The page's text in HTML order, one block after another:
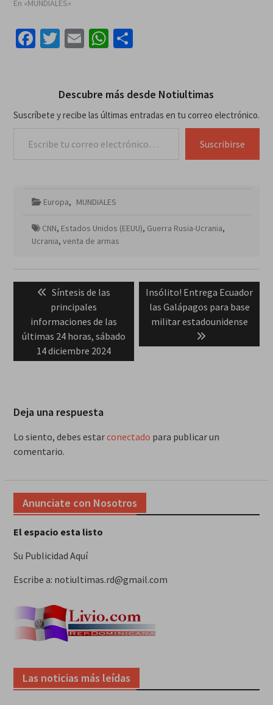
En «MUNDIALES»
Facebook
Twitter
EmailWhatsApp
Compartir
Descubre más desde Notiultimas
Suscríbete y recibe las últimas entradas en tu correo electrónico.
Suscribirse
Europa, MUNDIALES
CNN, Estados Unidos (EEUU), Guerra Rusia-Ucrania,
Ucrania, venta de armas
entradas
Previous
post:
Síntesis de las
principales
informaciones de las
últimas 24 horas, sábado
14 diciembre 2024
Next
post:
Insólito! Entrega Ecuador
las Galápagos para base
militar estadounidense
Deja una respuesta
Lo siento, debes estarconectado para publicar un
comentario.
Anunciate con Nosotros
El espacio esta listo
Su Publicidad Aquí
Escribe a: notiultimas.rd@gmail.com
Las noticias más leídas